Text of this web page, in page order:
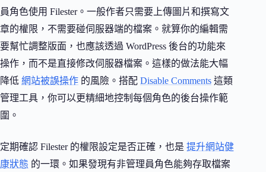
員角色使用 Filester。一般作者只需要上傳圖片和撰寫文
章的權限，不需要碰伺服器端的檔案。就算你的編輯需
要幫忙調整版面，也應該透過 WordPress 後台的功能來
操作，而不是直接修改伺服器檔案。這樣的做法能大幅
降低 網站被誤操作 的風險。搭配 Disable Comments 這類
管理工具，你可以更精細地控制每個角色的後台操作範
圍。
定期確認 Filester 的權限設定是否正確，也是 提升網站健
康狀態 的一環。如果發現有非管理員角色能夠存取檔案